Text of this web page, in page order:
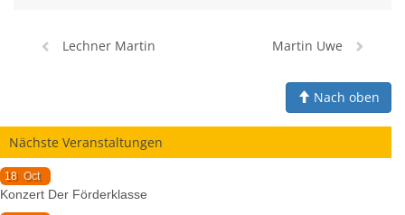
Lechner Martin Martin Uwe
Nach oben
Nächste Veranstaltungen
18 Oct
Konzert Der Förderklasse